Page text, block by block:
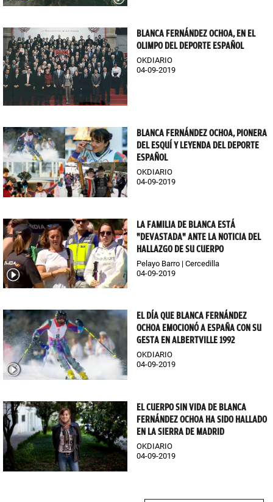
BLANCA FERNÁNDEZ OCHOA, EN EL
OLIMPO DEL DEPORTE ESPAÑOL
OKDIARIO
04-09-2019
BLANCA FERNÁNDEZ OCHOA, PIONERA
DEL ESQUÍ Y LEYENDA DEL DEPORTE
ESPAÑOL
OKDIARIO
04-09-2019
LA FAMILIA DE BLANCA ESTÁ
"DEVASTADA" ANTE LA NOTICIA DEL
HALLAZGO DE SU CUERPO
Pelayo Barro | Cercedilla
04-09-2019
EL DÍA QUE BLANCA FERNÁNDEZ
OCHOA EMOCIONÓ A ESPAÑA CON SU
GESTA EN ALBERTVILLE 1992
OKDIARIO
04-09-2019
EL CUERPO SIN VIDA DE BLANCA
FERNÁNDEZ OCHOA HA SIDO HALLADO
EN LA SIERRA DE MADRID
OKDIARIO
04-09-2019